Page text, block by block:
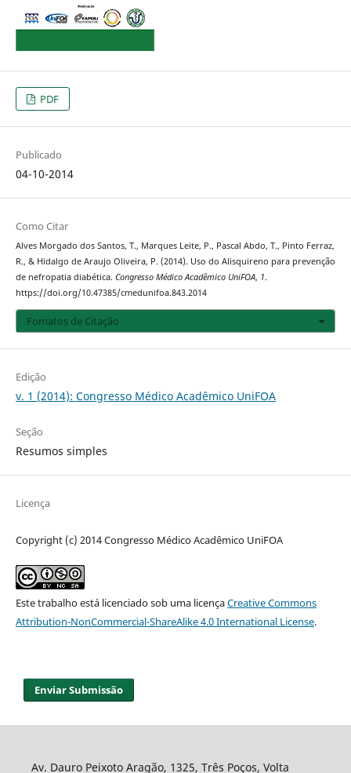
PDF
Publicado
04-10-2014
Como Citar
Alves Morgado dos Santos, T., Marques Leite, P., Pascal Abdo, T., Pinto Ferraz,
R., & Hidalgo de Araujo Oliveira, P. (2014). Uso do Alisquireno para prevenção
de nefropatia diabética. Congresso Médico Acadêmico UniFOA, 1.
https://doi.org/10.47385/cmedunifoa.843.2014
Fomatos de Citação
Edição
v. 1 (2014): Congresso Médico Acadêmico UniFOA
Seção
Resumos simples
Licença
Copyright (c) 2014 Congresso Médico Acadêmico UniFOA
Este trabalho está licenciado sob uma licençaCreative Commons
Attribution-NonCommercial-ShareAlike 4.0 International License.
Enviar Submissão
Av. Dauro Peixoto Aragão, 1325, Três Poços, Volta